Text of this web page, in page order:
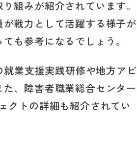
組みが紹介されています。
戦力として活躍する様子が
も参考になるでしょう。
就業支援実践研修や地方アビ
、障害者職業総合センター
クトの詳細も紹介されてい